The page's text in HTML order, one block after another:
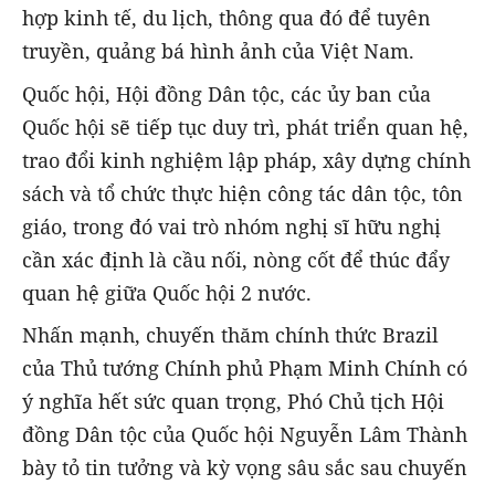
hợp kinh tế, du lịch, thông qua đó để tuyên
truyền, quảng bá hình ảnh của Việt Nam.
Quốc hội, Hội đồng Dân tộc, các ủy ban của
Quốc hội sẽ tiếp tục duy trì, phát triển quan hệ,
trao đổi kinh nghiệm lập pháp, xây dựng chính
sách và tổ chức thực hiện công tác dân tộc, tôn
giáo, trong đó vai trò nhóm nghị sĩ hữu nghị
cần xác định là cầu nối, nòng cốt để thúc đẩy
quan hệ giữa Quốc hội 2 nước.
Nhấn mạnh, chuyến thăm chính thức Brazil
của Thủ tướng Chính phủ Phạm Minh Chính có
ý nghĩa hết sức quan trọng, Phó Chủ tịch Hội
đồng Dân tộc của Quốc hội Nguyễn Lâm Thành
bày tỏ tin tưởng và kỳ vọng sâu sắc sau chuyến